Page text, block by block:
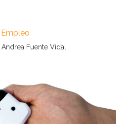
Empleo
Andrea Fuente Vidal